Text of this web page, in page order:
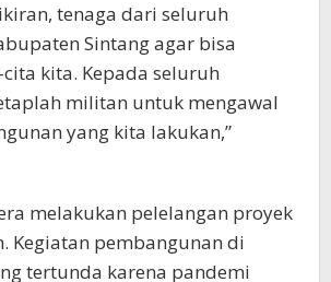
tenaga dari seluruh
Sintang agar bisa
kita. Kepada seluruh
militan untuk mengawal
yang kita lakukan,”
melakukan pelelangan proyek
Kegiatan pembangunan di
tertunda karena pandemi